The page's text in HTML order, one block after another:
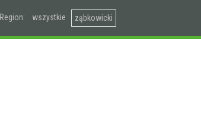
Region: wszystkie ząbkowicki